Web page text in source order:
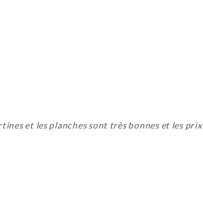
et les planches sont très bonnes et les prix